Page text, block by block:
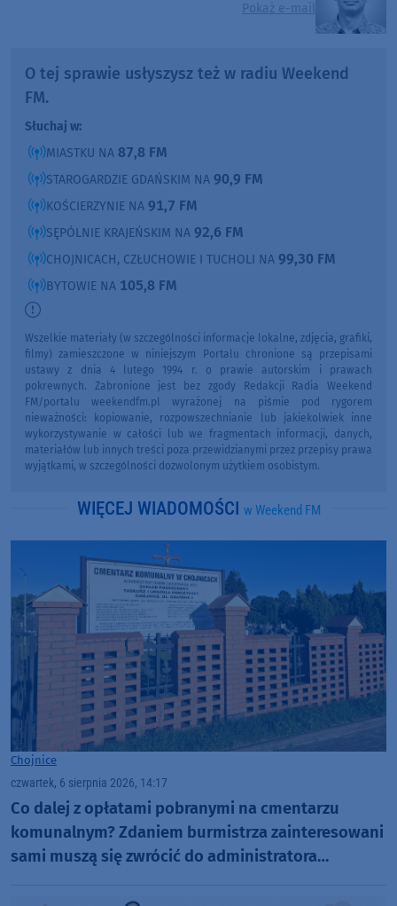
Pokaż e-mail
O tej sprawie usłyszysz też w radiu Weekend
FM.
Słuchaj w:
MIASTKU NA 87,8 FM
STAROGARDZIE GDAŃSKIM NA 90,9 FM
KOŚCIERZYNIE NA 91,7 FM
SĘPÓLNIE KRAJEŃSKIM NA 92,6 FM
CHOJNICACH, CZŁUCHOWIE I TUCHOLI NA 99,30 FM
BYTOWIE NA 105,8 FM
Wszelkie materiały (w szczególności informacje lokalne, zdjęcia, grafiki,
filmy) zamieszczone w niniejszym Portalu chronione są przepisami
ustawy z dnia 4 lutego 1994 r. o prawie autorskim i prawach
pokrewnych. Zabronione jest bez zgody Redakcji Radia Weekend
FM/portalu weekendfm.pl wyrażonej na piśmie pod rygorem
nieważności: kopiowanie, rozpowszechnianie lub jakiekolwiek inne
wykorzystywanie w całości lub we fragmentach informacji, danych,
materiałów lub innych treści poza przewidzianymi przez przepisy prawa
wyjątkami, w szczególności dozwolonym użytkiem osobistym.
WIĘCEJ WIADOMOŚCI w Weekend FM
Chojnice
czwartek, 6 sierpnia 2026, 14:17
Co dalej z opłatami pobranymi na cmentarzu
komunalnym? Zdaniem burmistrza zainteresowani
sami muszą się zwrócić do administratora